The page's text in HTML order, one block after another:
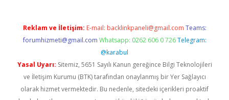
Reklam ve İletişim: E-mail: backlinkpaneli@gmail.com Teams:
forumhizmeti@gmail.com Whatsapp: 0262 606 0 726 Telegram:
@karabul
Yasal Uyarı: Sitemiz, 5651 Sayılı Kanun gereğince Bilgi Teknolojileri
ve İletişim Kurumu (BTK) tarafından onaylanmış bir Yer Sağlayıcı
olarak hizmet vermektedir. Bu nedenle, sitedeki içerikleri proaktif